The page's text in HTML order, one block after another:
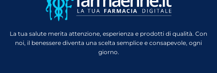
La tua salute merita attenzione, esperienza e prodotti di qualità. Con
noi, il benessere diventa una scelta semplice e consapevole, ogni
giorno.